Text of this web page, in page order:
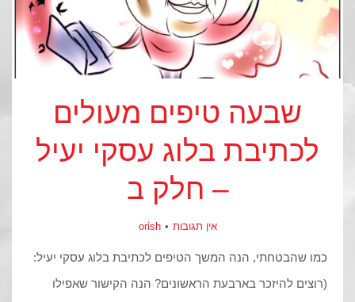
שבעה טיפים מעולים
לכתיבת בלוג עסקי יעיל
– חלק ב
אין תגובות orish
כמו שהבטחתי, הנה המשך הטיפים לכתיבת בלוג עסקי יעיל:
(רוצים להיזכר בארבעת הראשונים? הנה הקישור שאפילו